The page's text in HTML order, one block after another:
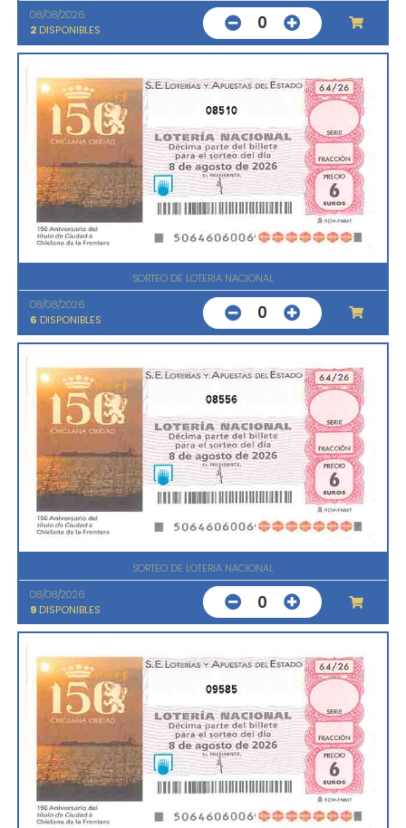
08/08/2026
2 DISPONIBLES 0
08510
SORTEO DE LOTERIA NACIONAL
08/08/2026
6 DISPONIBLES 0
08556
SORTEO DE LOTERIA NACIONAL
08/08/2026
9 DISPONIBLES 0
09585